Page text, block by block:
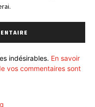
indésirables. En savoir
vos commentaires sont